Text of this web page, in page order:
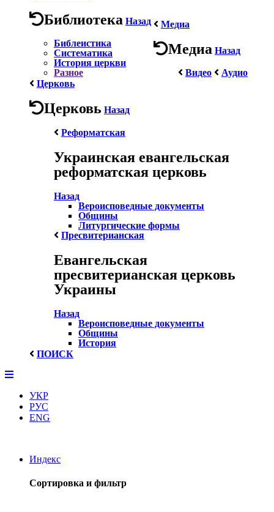
Библиотека Назад
Библеистика
Систематика
История церкви
Разное
Медиа
Медиа Назад
Видео
Аудио
Церковь
Церковь Назад
Реформатская
Украинская евангельская
реформатская церковь
Назад
Вероисповедные документы
Общины
Литургические формы
Пресвитерианская
Евангельская
пресвитерианская церковь
Украины
Назад
Вероисповедные документы
Общины
История
ПОИСК
УКР
РУС
ENG
Индекс
Сортировка и фильтр